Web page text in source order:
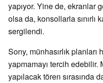
yapıyor. Yine de, ekranlar
olsa da, konsollarla sınırlı
sergilendi.
Sony, münhasırlık planları
yapmamayı tercih edebilir.
yapılacak tören sırasında